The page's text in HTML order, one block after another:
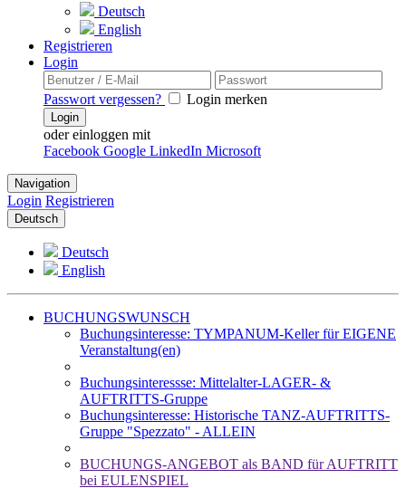
Deutsch
English
Registrieren
Login
Passwort vergessen? Login merken
Login
oder einloggen mit
Facebook Google LinkedIn Microsoft
Navigation
Login Registrieren
Deutsch
Deutsch
English
BUCHUNGSWUNSCH
Buchungsinteresse: TYMPANUM-Keller für EIGENE
Veranstaltung(en)
Buchungsinteressse: Mittelalter-LAGER- &
AUFTRITTS-Gruppe
Buchungsinteresse: Historische TANZ-AUFTRITTS-
Gruppe "Spezzato" - ALLEIN
BUCHUNGS-ANGEBOT als BAND für AUFTRITT
bei EULENSPIEL